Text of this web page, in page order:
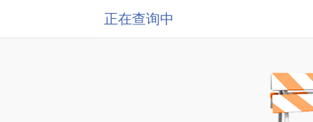
正在查询中